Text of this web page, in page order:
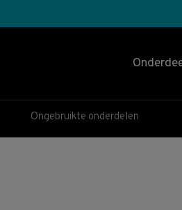
Ongebruikte onderdelen